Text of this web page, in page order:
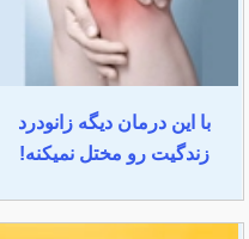
با این درمان دیگه زانودرد
زندگیت رو مختل نمیکنه!